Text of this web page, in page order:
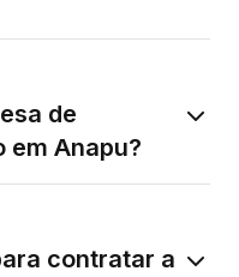
de
em Anapu?
contratar a